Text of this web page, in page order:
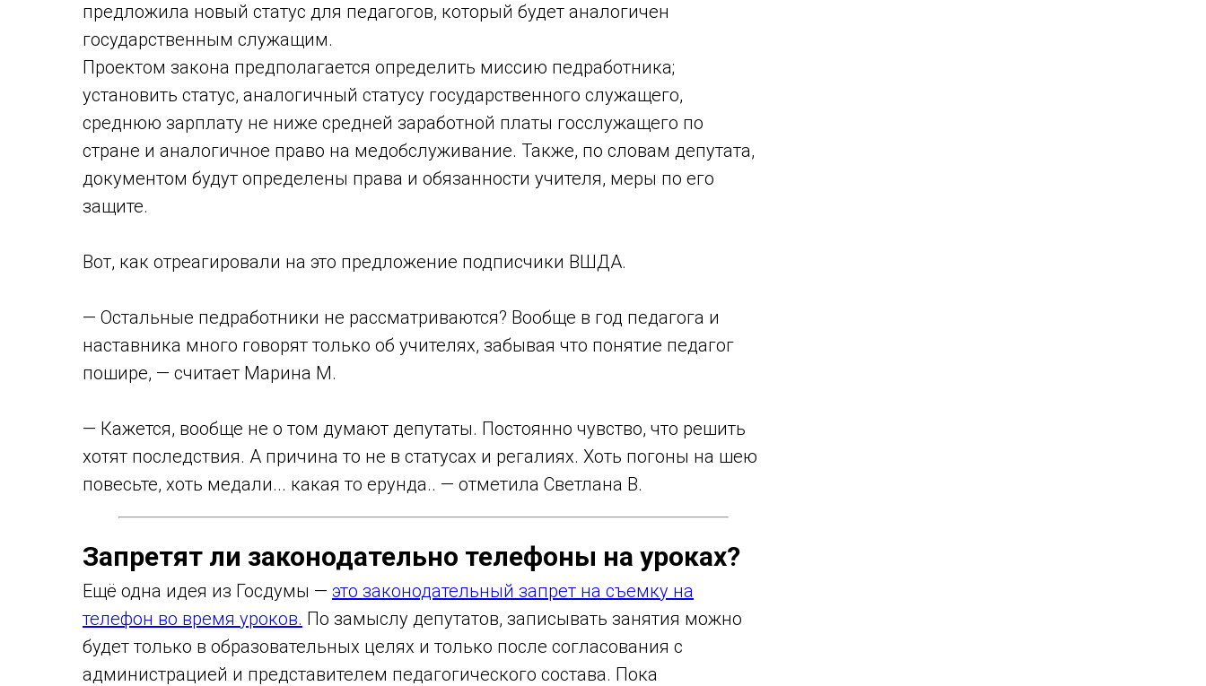
предложила новый статус для педагогов, который будет аналогичен
государственным служащим.
Проектом закона предполагается определить миссию педработника;
установить статус, аналогичный статусу государственного служащего,
среднюю зарплату не ниже средней заработной платы госслужащего по
стране и аналогичное право на медобслуживание. Также, по словам депутата,
документом будут определены права и обязанности учителя, меры по его
защите.
Вот, как отреагировали на это предложение подписчики ВШДА.
— Остальные педработники не рассматриваются? Вообще в год педагога и
наставника много говорят только об учителях, забывая что понятие педагог
пошире, — считает Марина М.
— Кажется, вообще не о том думают депутаты. Постоянно чувство, что решить
хотят последствия. А причина то не в статусах и регалиях. Хоть погоны на шею
повесьте, хоть медали... какая то ерунда.. — отметила Светлана В.
Запретят ли законодательно телефоны на уроках?
Ещё одна идея из Госдумы — это законодательный запрет на съемку на
телефон во время уроков. По замыслу депутатов, записывать занятия можно
будет только в образовательных целях и только после согласования с
администрацией и представителем педагогического состава. Пока